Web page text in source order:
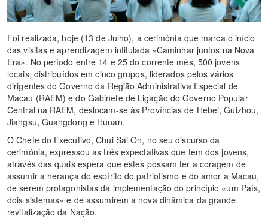
Foi realizada, hoje (13 de Julho), a cerimónia que marca o início
das visitas e aprendizagem intitulada «Caminhar juntos na Nova
Era». No período entre 14 e 25 do corrente mês, 500 jovens
locais, distribuídos em cinco grupos, liderados pelos vários
dirigentes do Governo da Região Administrativa Especial de
Macau (RAEM) e do Gabinete de Ligação do Governo Popular
Central na RAEM, deslocam-se às Províncias de Hebei, Guizhou,
Jiangsu, Guangdong e Hunan.
O Chefe do Executivo, Chui Sai On, no seu discurso da
cerimónia, expressou as três expectativas que tem dos jovens,
através das quais espera que estes possam ter a coragem de
assumir a herança do espírito do patriotismo e do amor a Macau,
de serem protagonistas da implementação do princípio «um País,
dois sistemas» e de assumirem a nova dinâmica da grande
revitalização da Nação.